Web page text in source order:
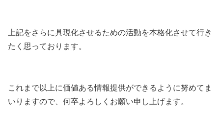
上記をさらに具現化させるための活動を本格化させて行き
たく思っております。
これまで以上に価値ある情報提供ができるように努めてま
いりますので、何卒よろしくお願い申し上げます。